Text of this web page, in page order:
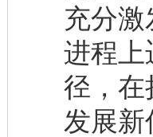
充分
进程上
径，在
发展